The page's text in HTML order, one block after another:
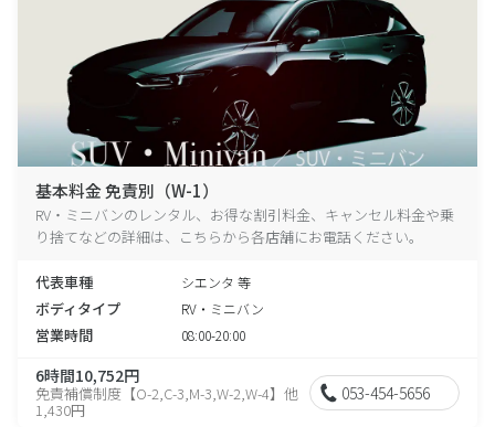
基本料金 免責別（W-1）
RV・ミニバンのレンタル、お得な割引料金、キャンセル料金や乗
り捨てなどの詳細は、こちらから各店舗にお電話ください。
代表車種 シエンタ 等
ボディタイプ RV・ミニバン
営業時間 08:00-20:00
6時間10,752円
免責補償制度【O-2,C-3,M-3,W-2,W-4】他
1,430円
053-454-5656